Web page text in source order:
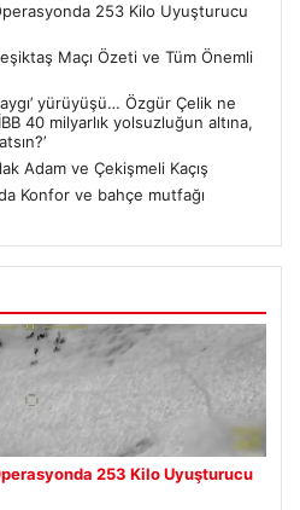
253 Kilo Uyuşturucu
Maçı Özeti ve Tüm Önemli
yürüyüşü… Özgür Çelik ne
40 milyarlık yolsuzluğun altına,
Adam ve Çekişmeli Kaçış
Konfor ve bahçe mutfağı
253 Kilo Uyuşturucu